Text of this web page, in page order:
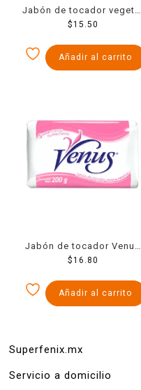
Jabón de tocador vegetal
Madi 150 g
$15.50
Añadir al carrito
Jabón de tocador Venus
rosa 200 g
$16.80
Añadir al carrito
Superfenix.mx
Servicio a domicilio